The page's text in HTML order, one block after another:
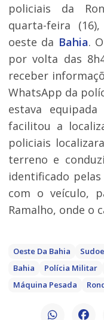
policiais da
quarta-feira
oeste da Bahia.
por volta das
receber
WhatsApp da
estava
facilitou a
policiais
terreno e
identificado
com o veículo,
Ramalho, onde o
Oeste Da Bahia
Bahia
Polícia Militar
Máquina Pesada